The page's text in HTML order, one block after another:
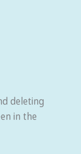
deleting
in the